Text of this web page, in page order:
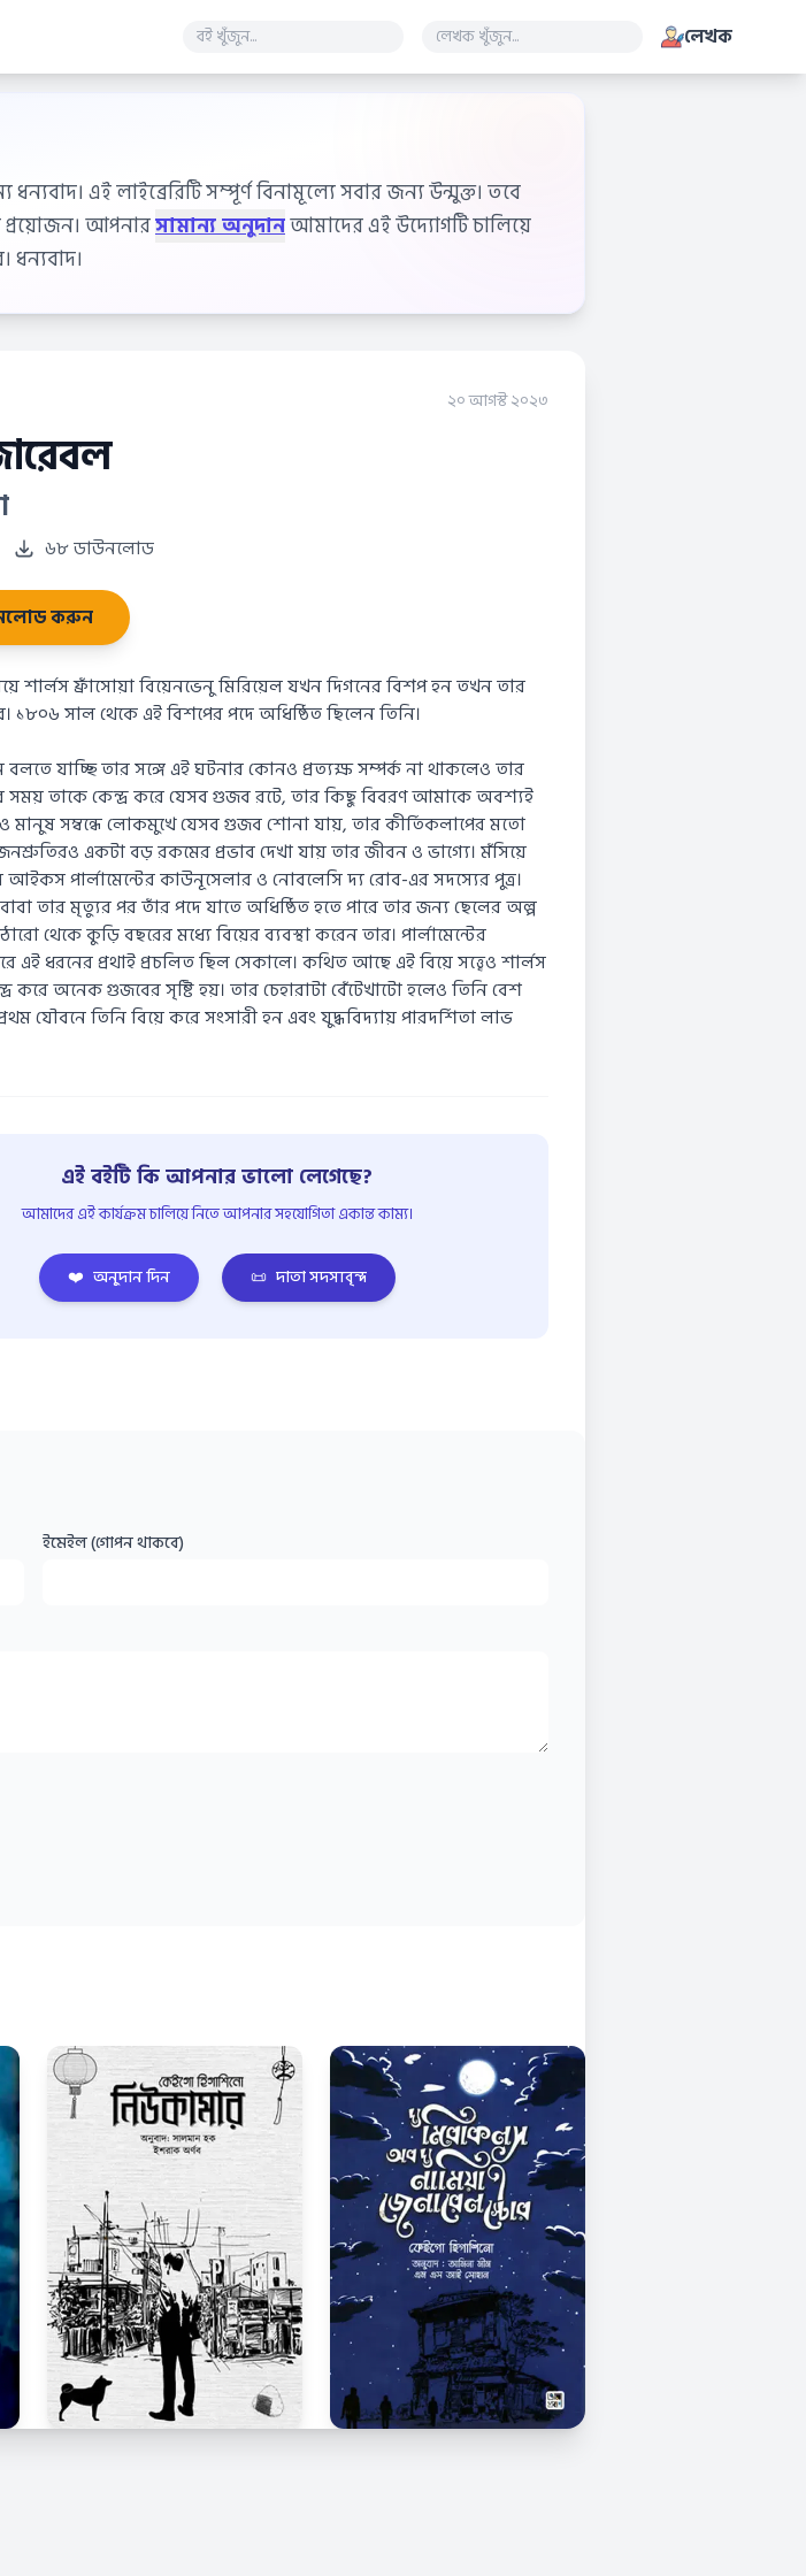
লেখক
এই লাইব্রেরিটি সম্পূর্ণ বিনামূল্যে সবার জন্য উন্মুক্ত। তবে
প্রয়োজন। আপনার
সামান্য অনুদানআমাদের এই উদ্যোগটি চালিয়ে
২০ আগস্ট ২০২৩
৬৮ ডাউনলোড
করুন
শার্লস ফ্রাঁসোয়া বিয়েনভেনু মিরিয়েল যখন দিগনের বিশপ হন তখন তার
১৮০৬ সাল থেকে এই বিশপের পদে অধিষ্ঠিত ছিলেন তিনি।
যাচ্ছি তার সঙ্গে এই ঘটনার কোনও প্রত্যক্ষ সম্পর্ক না থাকলেও তার
সময় তাকে কেন্দ্র করে যেসব গুজব রটে, তার কিছু বিবরণ আমাকে অবশ্যই
মানুষ সম্বন্ধে লোকমুখে যেসব গুজব শোনা যায়, তার কীর্তিকলাপের মতো
একটা বড় রকমের প্রভাব দেখা যায় তার জীবন ও ভাগ্যে। মঁসিয়ে
আইকস পার্লামেন্টের কাউনূসেলার ও নোবলেসি দ্য রোব-এর সদস্যের পুত্র।
তার মৃত্যুর পর তাঁর পদে যাতে অধিষ্ঠিত হতে পারে তার জন্য ছেলের অল্প
থেকে কুড়ি বছরের মধ্যে বিয়ের ব্যবস্থা করেন তার। পার্লামেন্টের
এই ধরনের প্রথাই প্রচলিত ছিল সেকালে। কথিত আছে এই বিয়ে সত্ত্বেও শার্লস
করে অনেক গুজবের সৃষ্টি হয়। তার চেহারাটা বেঁটেখাটো হলেও তিনি বেশ
যৌবনে তিনি বিয়ে করে সংসারী হন এবং যুদ্ধবিদ্যায় পারদর্শিতা লাভ
এই বইটি কি আপনার ভালো লেগেছে?
আমাদের এই কার্যক্রম চালিয়ে নিতে আপনার সহযোগিতা একান্ত কাম্য।
❤️ অনুদান দিন 📜 দাতা সদস্যবৃন্দ
ইমেইল (গোপন থাকবে)